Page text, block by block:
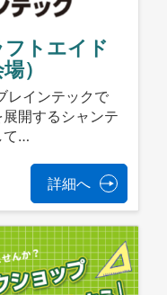
トエイド
）
レインテックで
開するシャンテ
て…
詳細へ